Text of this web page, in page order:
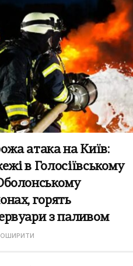
атака на Київ:
в Голосіївському
горять
з паливом